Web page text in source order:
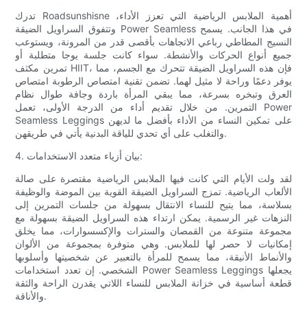
تدرك Roadsunshisne أهمية الملابس الرياضية التي تعزز الأداء،
وتتفوق السراويل الضيقة Power Seamless في هذا الجانب. يسمح
النسيج المطاطي رباعي الاتجاهات بأقصى قدر من المرونة، ويستوعب
جميع أنواع الحركات والأنشطة. سواء كانت جلسة يوجا متطلبة أو
تمرين مكثف HIIT، فإن هذه السراويل الضيقة تتحرك مع الجسم، مما
يوفر دعمًا وراحة لا مثيل لهما. تضمن تقنية امتصاص الرطوبة امتصاص
العرق وتبخره بسرعة، مما يبقي المرأة باردة وجافة طوال نظام
التمرين. من خلال تقديم أداء من الدرجة الأولى، تعمل Power
Seamless Leggings على تمكين النساء من الأداء بأفضل ما لديهن
والتغلب على أي تحدي للياقة البدنية يأتي في طريقهن.
4. بيان أزياء متعدد الاستخدامات:
لقد ولت الأيام التي كانت فيها الملابس الرياضية مقتصرة على صالة
الألعاب الرياضية. تمزج السراويل الضيقة القوية بين الموضة والوظيفة
بسلاسة، مما يتيح للنساء الانتقال بسهولة من جلسات التمرين إلى
النزهات غير الرسمية. يمكن ارتداء هذه السراويل الضيقة بسهولة مع
مجموعة متنوعة من القمصان والسترات والإكسسوارات، مما يخلق
إمكانيات لا حصر لها للملابس. وهي متوفرة بمجموعة من الألوان
والأنماط الأنيقة، مما يسمح للمرأة بالتعبير عن شخصيتها وأسلوبها
الشخصي. إن تعدد استخدامات Power Seamless Leggings يجعلها
قطعة أساسية في خزانة الملابس للنساء اللاتي يقدرن الراحة والثقة
والأناقة.